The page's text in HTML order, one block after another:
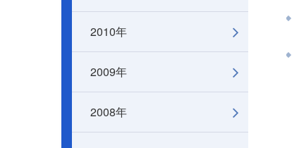
2010年
2009年
2008年